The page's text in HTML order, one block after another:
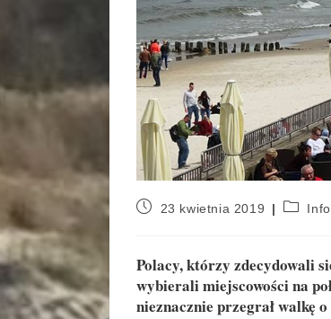
23 kwietnia 2019 Info
Polacy, którzy zdecydowali
wybierali miejscowości na
nieznacznie przegrał walkę